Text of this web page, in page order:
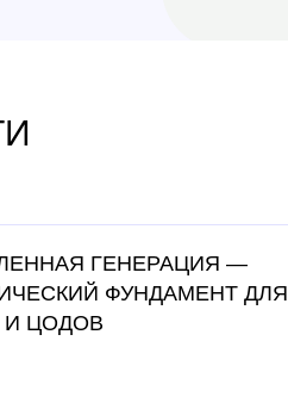
ГЕНЕРАЦИЯ —
ФУНДАМЕНТ ДЛЯ
И ЦОДОВ